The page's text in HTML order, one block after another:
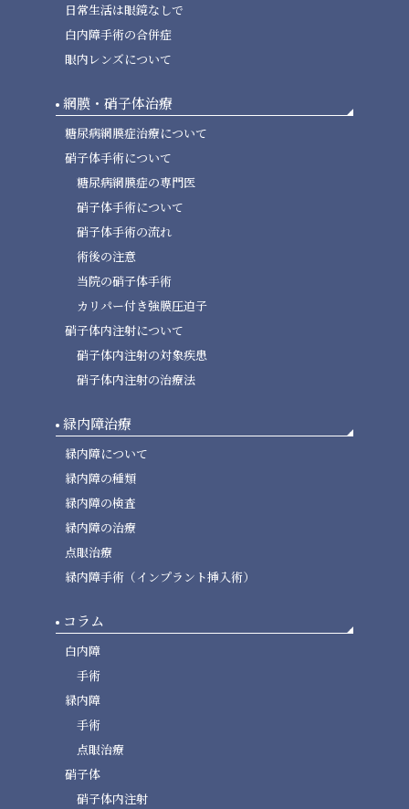
日常生活は眼鏡なしで
白内障手術の合併症
眼内レンズについて
網膜・硝子体治療
糖尿病網膜症治療について
硝子体手術について
糖尿病網膜症の専門医
硝子体手術について
硝子体手術の流れ
術後の注意
当院の硝子体手術
カリパー付き強膜圧迫子
硝子体内注射について
硝子体内注射の対象疾患
硝子体内注射の治療法
緑内障治療
緑内障について
緑内障の種類
緑内障の検査
緑内障の治療
点眼治療
緑内障手術（インプラント挿入術）
コラム
白内障
手術
緑内障
手術
点眼治療
硝子体
硝子体内注射